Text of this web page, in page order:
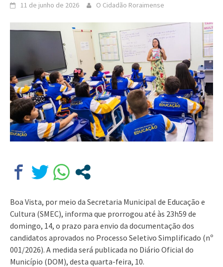
11 de junho de 2026 O Cidadão Roraimense
Boa Vista, por meio da Secretaria Municipal de Educação e
Cultura (SMEC), informa que prorrogou até às 23h59 de
domingo, 14, o prazo para envio da documentação dos
candidatos aprovados no Processo Seletivo Simplificado (nº
001/2026). A medida será publicada no Diário Oficial do
Município (DOM), desta quarta-feira, 10.